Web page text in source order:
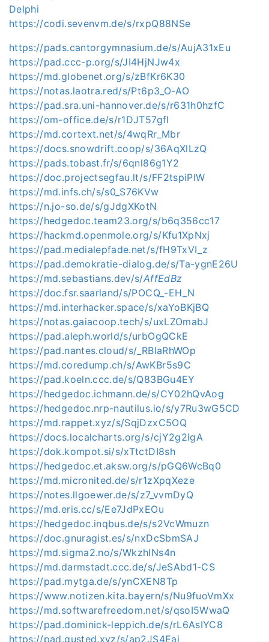
Delphi
https://codi.sevenvm.de/s/rxpQ88NSe
https://pads.cantorgymnasium.de/s/AujA31xEu
https://pad.ccc-p.org/s/JI4HjNJw4x
https://md.globenet.org/s/zBfKr6K30
https://notas.laotra.red/s/Pt6p3_O-AO
https://pad.sra.uni-hannover.de/s/r631h0hzfC
https://om-office.de/s/r1DJT57gfl
https://md.cortext.net/s/4wqRr_Mbr
https://docs.snowdrift.coop/s/36AqXlLzQ
https://pads.tobast.fr/s/6qnl86g1Y2
https://doc.projectsegfau.lt/s/FF2tspiPIW
https://md.infs.ch/s/s0_S76KVw
https://n.jo-so.de/s/gJdgXKotN
https://hedgedoc.team23.org/s/b6q356cc17
https://hackmd.openmole.org/s/Kfu1XpNxj
https://pad.medialepfade.net/s/fH9TxVI_z
https://pad.demokratie-dialog.de/s/Ta-ygnE26U
https://md.sebastians.dev/s/AffEdBz
https://doc.fsr.saarland/s/POCQ_-EH_N
https://md.interhacker.space/s/xaYoBKjBQ
https://notas.gaiacoop.tech/s/uxLZOmabJ
https://pad.aleph.world/s/urbOgQCkE
https://pad.nantes.cloud/s/_RBlaRhWOp
https://md.coredump.ch/s/AwKBr5s9C
https://pad.koeln.ccc.de/s/Q83BGu4EY
https://hedgedoc.ichmann.de/s/CY02hQvAog
https://hedgedoc.nrp-nautilus.io/s/y7Ru3wG5CD
https://md.rappet.xyz/s/SqjDzxC5OQ
https://docs.localcharts.org/s/cjY2g2IgA
https://dok.kompot.si/s/xTtctDI8sh
https://hedgedoc.et.aksw.org/s/pGQ6WcBq0
https://md.micronited.de/s/r1zXpqXeze
https://notes.llgoewer.de/s/z7_vvmDyQ
https://md.eris.cc/s/Ee7JdPxEOu
https://hedgedoc.inqbus.de/s/s2VcWmuzn
https://doc.gnuragist.es/s/nxDcSbmSAJ
https://md.sigma2.no/s/WkzhINs4n
https://md.darmstadt.ccc.de/s/JeSAbd1-CS
https://pad.mytga.de/s/ynCXEN8Tp
https://www.notizen.kita.bayern/s/Nu9fuoVmXx
https://md.softwarefreedom.net/s/qsoI5WwaQ
https://pad.dominick-leppich.de/s/rL6AsIYC8
https://pad.gusted.xyz/s/ap2JS4Eai